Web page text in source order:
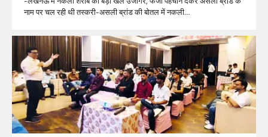
नाम पर चल रही थी तस्करी-असली ब्रांड की बोतल में नकली…